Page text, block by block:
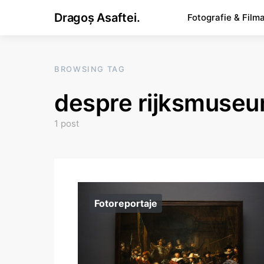
Dragoș Asaftei. Fotografie &
BROWSING TAG
despre
1 post
Fotoreportaje